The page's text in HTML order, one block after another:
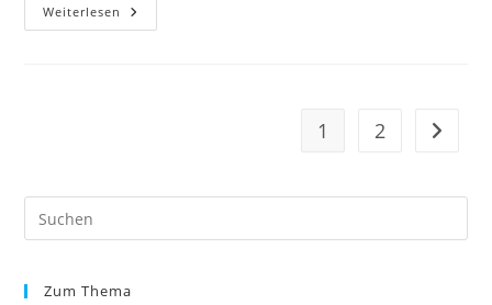
Weiterlesen Schüler
Gestalten
1 2 Zur
Zum Thema